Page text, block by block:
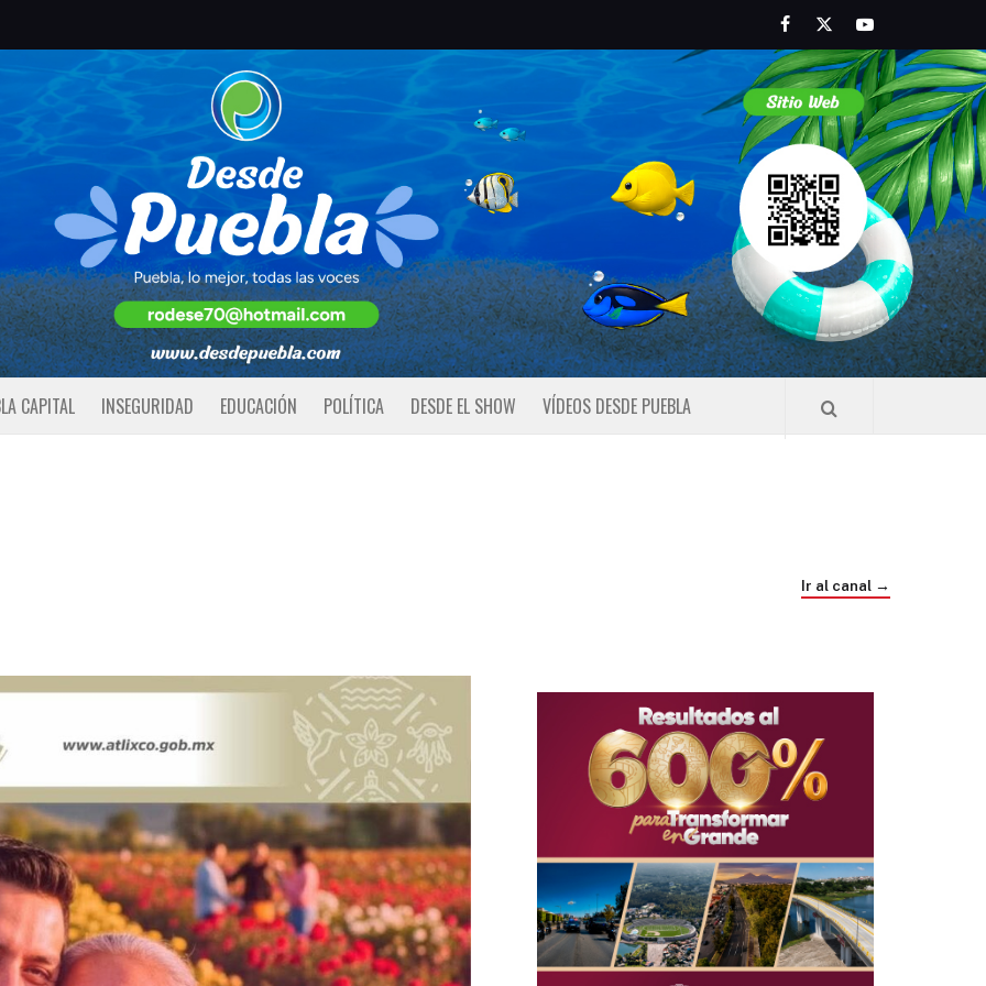
FacebookTwitterYoutube
CAPITAL INSEGURIDAD EDUCACIÓN POLÍTICA DESDE EL SHOW VÍDEOS DESDE PUEBLA
Ir al canal →